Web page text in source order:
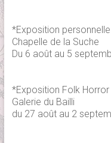
*Exposition
Chapelle de la Suche
Du 6 août au 5
*Exposition Folk Horror
Galerie du Bailli
du 27 août au 2